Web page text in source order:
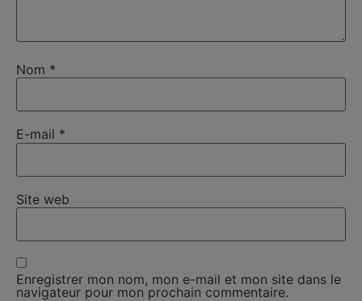
Nom *
E-mail *
Site web
Enregistrer mon nom, mon e-mail et mon site dans le
navigateur pour mon prochain commentaire.